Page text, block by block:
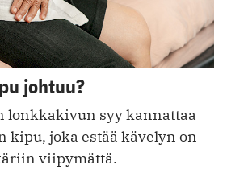
johtuu?
lonkkakivun syy kannattaa
kipu, joka estää kävelyn on
viipymättä.